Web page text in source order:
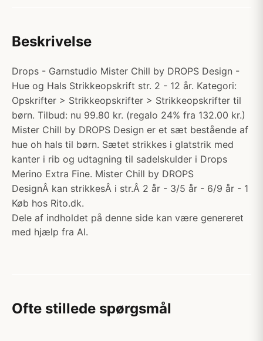
Beskrivelse
Drops - Garnstudio Mister Chill by DROPS Design -
Hue og Hals Strikkeopskrift str. 2 - 12 år. Kategori:
Opskrifter > Strikkeopskrifter > Strikkeopskrifter til
børn. Tilbud: nu 99.80 kr. (regalo 24% fra 132.00 kr.)
Mister Chill by DROPS Design er et sæt bestående af
hue oh hals til børn. Sætet strikkes i glatstrik med
kanter i rib og udtagning til sadelskulder i Drops
Merino Extra Fine. Mister Chill by DROPS
DesignÂ kan strikkesÂ i str.Â 2 år - 3/5 år - 6/9 år - 1
Køb hos Rito.dk.
Dele af indholdet på denne side kan være genereret
med hjælp fra AI.
Ofte stillede spørgsmål